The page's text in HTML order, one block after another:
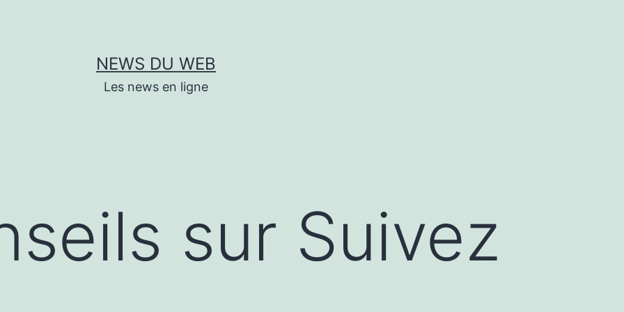
NEWS DU WEB
Les news en ligne
sur Suivez